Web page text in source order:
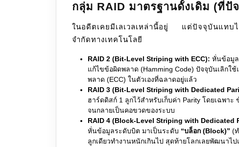
กลุ่ม RAID มาตรฐานดั้งเดิม (ที่ปั
ในอดีตเคยมีเลเวลเหล่านี้อยู่ แต่ปัจจุบันแทบไ
จำกัดทางเทคโนโลยี
RAID 2 (Bit-Level Striping with ECC): หั่นข้อมูล
แก้ไขข้อผิดพลาด (Hamming Code) ปัจจุบันเลิกใ
พลาด (ECC) ในตัวเองที่ฉลาดอยู่แล้ว
RAID 3 (Bit-Level Striping with Dedicated
ฮาร์ดดิสก์ 1 ลูกไว้สำหรับเก็บค่า Parity โดยเฉพา
จนกลายเป็นคอขวดของระบบ
RAID 4 (Block-Level Striping with Dedicated
หั่นข้อมูลระดับบิต มาเป็นระดับ “บล็อก (Block)” (
ลูกเดียวทำงานหนักเกินไป สุดท้ายโลกเลยพัฒนาไ